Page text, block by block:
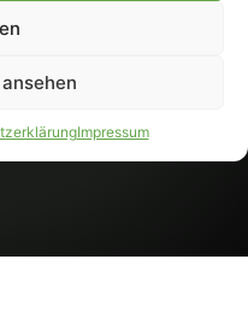
Impressum